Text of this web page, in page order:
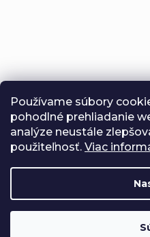
Používame súbory
pohodlné prehliadanie
analýze neustále
použiteľnosť. Viac